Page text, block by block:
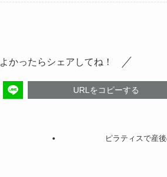
よかったらシェアしてね！
URLをコピーする
ピラティスで産